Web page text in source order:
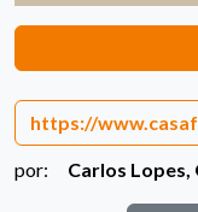
https://
por: Carlos Lopes,